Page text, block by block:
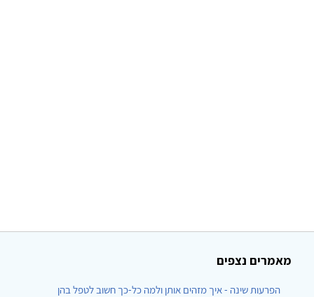
מאמרים נצפים
הפרעות שינה - איך מזהים אותן ולמה כל-כך חשוב לטפל בהן